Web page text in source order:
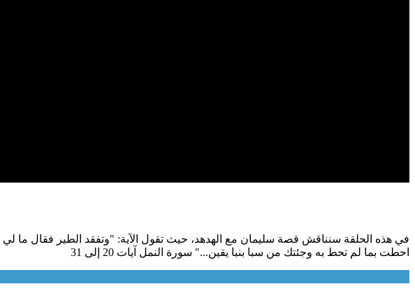
في هذه الحلقة سنناقش قصة سليمان مع الهدهد، حيث تقول الآية: "وتفقد الطير فقال ما لي لا
احطت بما لم تحط به وجئتك من سبا بنبا يقين..." سورة النمل آيات 20 إلى 31